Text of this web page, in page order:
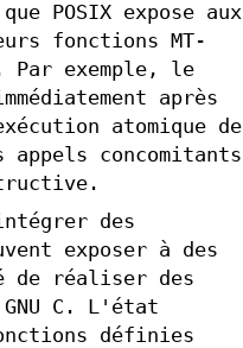
POSIX expose aux
fonctions MT-
Par exemple, le
après
atomique de
appels concomitants
des
exposer à des
de réaliser des
C. L'état
définies